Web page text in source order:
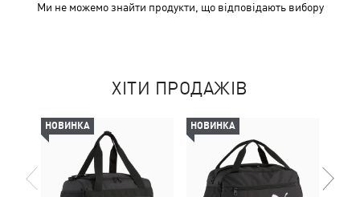
Ми не можемо знайти продукти, що відповідають вибору
ХІТИ ПРОДАЖІВ
НОВИНКА НОВИНКА